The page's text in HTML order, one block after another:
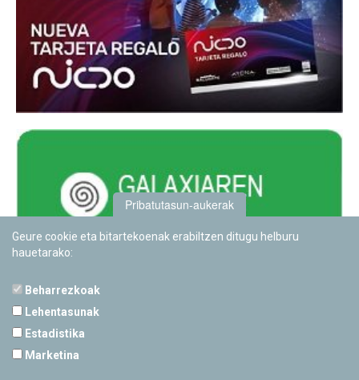
Pribatutasun-aukerak
Geure cookie eta bitartekoenak erabiltzen ditugu helburu
hauetarako:
Beharrezkoak
Lehentasunak
Estadistika
Marketina